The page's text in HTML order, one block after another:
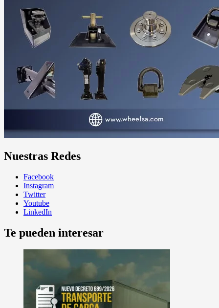
Nuestras Redes
Facebook
Instagram
Twitter
Youtube
LinkedIn
Te pueden interesar